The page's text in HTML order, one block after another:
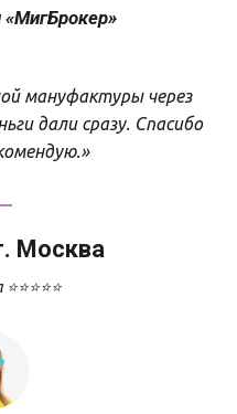
мануфактуры через
дали сразу. Спасибо
Москва